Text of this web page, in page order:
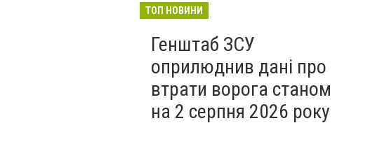
ТОП НОВИНИ
Генштаб ЗСУ
оприлюднив дані про
втрати ворога станом
на 2 серпня 2026 року